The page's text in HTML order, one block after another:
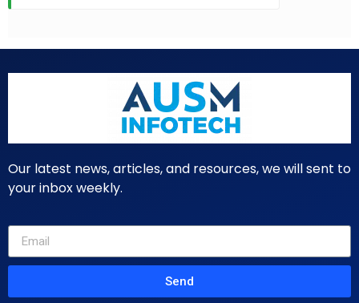
Our latest news, articles, and resources, we will sent to
your inbox weekly.
Send